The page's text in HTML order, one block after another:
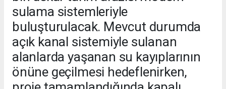
sulama sistemleriyle
buluşturulacak. Mevcut durumda
açık kanal sistemiyle sulanan
alanlarda yaşanan su kayıplarının
önüne geçilmesi hedeflenirken,